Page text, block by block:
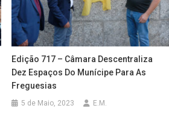
Edição 717 – Câmara Descentraliza
Dez Espaços Do Munícipe Para As
Freguesias
5 de Maio, 2023 E.M.